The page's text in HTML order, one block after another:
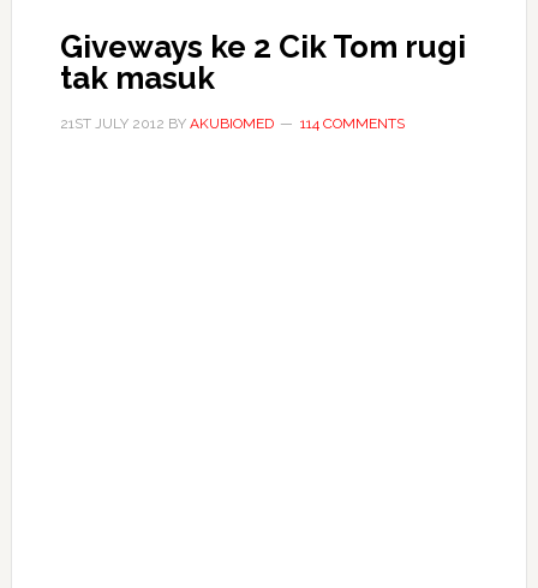
Giveways ke 2 Cik Tom rugi
tak masuk
21ST JULY 2012 BY AKUBIOMED 114 COMMENTS